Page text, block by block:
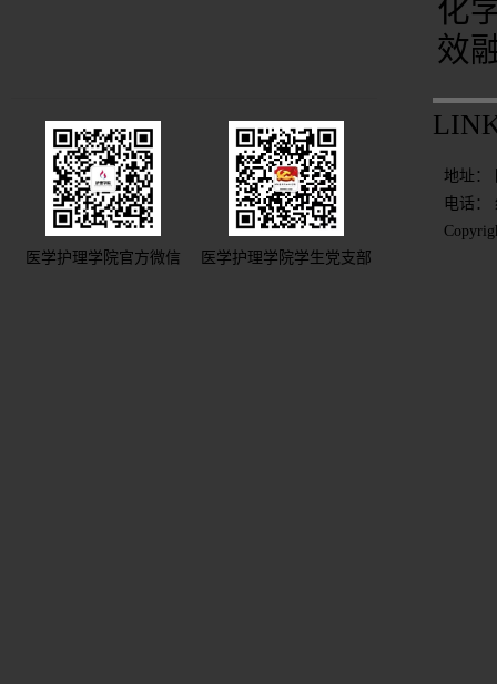
化
效
医学护理学院官方微信 医学护理学院学生党支部
地址：
电话：